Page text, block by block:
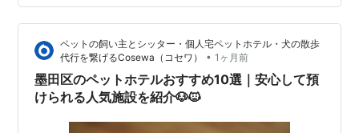
ら潜入します… 何気にスカイツリーに来たのはコレが初
めてです。 私が東京居た頃はまだ工事中で完成してなか
ったからなぁ‥‥
ペットの飼い主とシッター・個人宅ペットホテル・犬の散歩
代行を繋げるCosewa（コセワ）
• 1ヶ月前
墨田区のペットホテルおすすめ10選｜安心して預
けられる人気施設を紹介🐶🐱